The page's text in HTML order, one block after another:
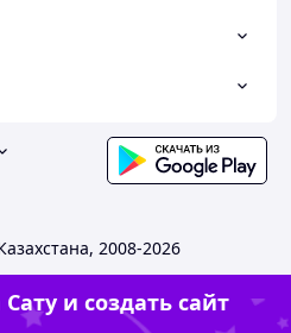
2008-2026
и создать сайт